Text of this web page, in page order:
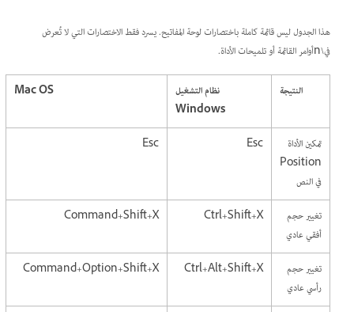
هذا الجدول ليس قائمة كاملة باختصارات لوحة المفاتيح. يسرد فقط الاختصارات التي لا تُعرض
نظام التشغيل
Windows
Mac OS
تمكين الأداة
Position
في النص
تغيير حجم
أفقي عادي
Ctrl+Shift+X
Command+Shift+X
تغيير حجم
رأسي عادي
Ctrl+Alt+Shift+X
Command+Option+Shift+X